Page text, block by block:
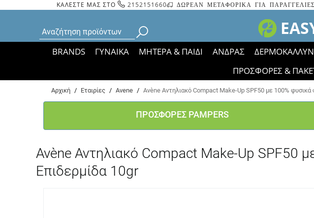
ΚΑΛΕΣΤΕ ΜΑΣ ΣΤΟ 2152151660 ΔΩΡΕΑΝ ΜΕΤΑΦΟΡΙΚΑ ΓΙΑ
BRANDS ΓΥΝΑΙΚΑ ΜΗΤΕΡΑ & ΠΑΙΔΙ ΑΝΔΡΑΣ
ΠΡΟΣΦΟΡΕΣ &
Bάσει ΦΕΚ 35935/2023 τα εικονίδια των
Αρχική / Εταιρίες / Avene / Avène Αντηλιακό Compact Make-Up SPF50 με 100%
ΠΡΟΣΦΟΡΕΣ PAMPERS
Avène Αντηλιακό Compact Make-Up SPF50
Επιδερμίδα 10gr